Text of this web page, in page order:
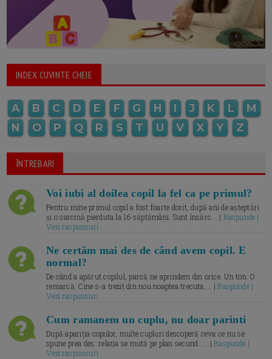
INDEX CUVINTE CHEIE
A B C D E F G H I J K L
M
N
O P Q R S T U V X Y Z
ÎNTREBARI
Voi iubi al doilea copil la fel ca pe primul?
Pentru mine primul copil a fost foarte dorit, după ani de așteptări
și o sarcină pierduta la 16 săptămâni. Sunt însărc... | Raspunde |
Vezi raspunsuri
Ne certăm mai des de când avem copil. E
normal?
De când a apărut copilul, parcă ne aprindem din orice. Un ton. O
remarcă. Cine s-a trezit din nou noaptea trecuta.... |Raspunde |
Vezi raspunsuri
Cum ramanem un cuplu, nu doar parinti
După apariția copiilor, multe cupluri descoperă ceva ce nu se
spune prea des: relația se mută pe plan secund. ... |Raspunde |
Vezi raspunsuri